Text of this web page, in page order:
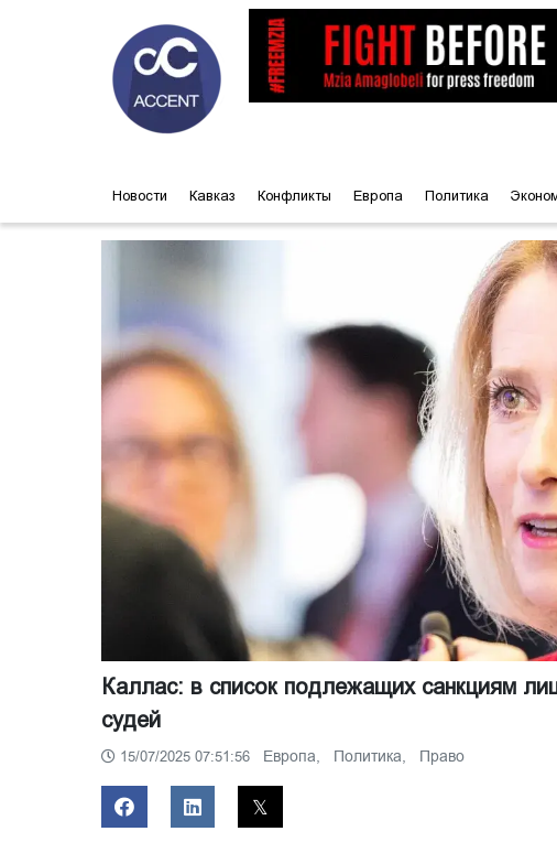
Новости Кавказ Конфликты Европа Политика
Каллас: в список подлежащих санкциям
судей
15/07/2025 07:51:56 Европа, Политика, Право